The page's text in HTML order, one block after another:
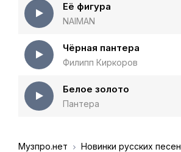
Её фигура
NAIMAN
Чёрная пантера
Филипп Киркоров
Белое золото
Пантера
Музпро.нет Новинки русских песен